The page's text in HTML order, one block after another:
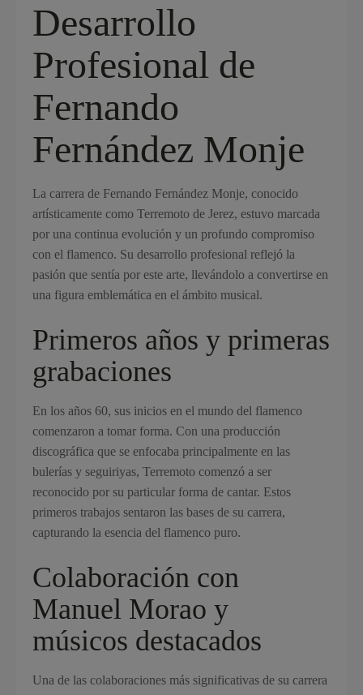
Desarrollo
Profesional de
Fernando
Fernández Monje
La carrera de Fernando Fernández Monje, conocido
artísticamente como Terremoto de Jerez, estuvo marcada
por una continua evolución y un profundo compromiso
con el flamenco. Su desarrollo profesional reflejó la
pasión que sentía por este arte, llevándolo a convertirse en
una figura emblemática en el ámbito musical.
Primeros años y primeras
grabaciones
En los años 60, sus inicios en el mundo del flamenco
comenzaron a tomar forma. Con una producción
discográfica que se enfocaba principalmente en las
bulerías y seguiriyas, Terremoto comenzó a ser
reconocido por su particular forma de cantar. Estos
primeros trabajos sentaron las bases de su carrera,
capturando la esencia del flamenco puro.
Colaboración con
Manuel Morao y
músicos destacados
Una de las colaboraciones más significativas de su carrera